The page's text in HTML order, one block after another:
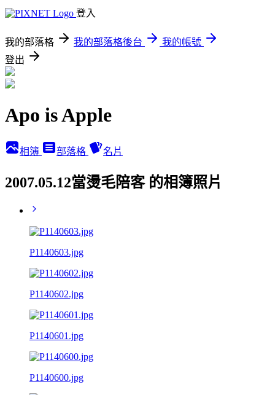
登入
我的部落格 我的部落格後台
我的帳號
登出
Apo is Apple
相簿 部落格 名片
2007.05.12當燙毛陪客 的相簿照片
P1140603.jpg
P1140602.jpg
P1140601.jpg
P1140600.jpg